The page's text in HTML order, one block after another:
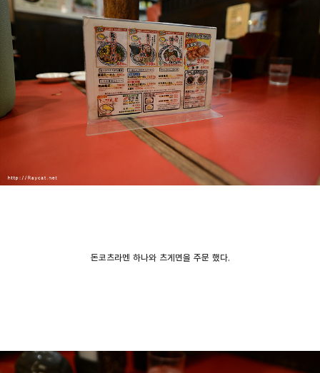
돈코츠라멘 하나와 츠게면을 주문 했다.